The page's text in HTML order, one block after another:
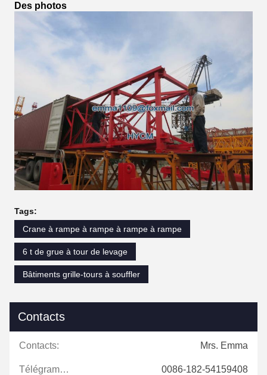
Des photos
Tags:
Crane à rampe à rampe à rampe à rampe
6 t de grue à tour de levage
Bâtiments grille-tours à souffler
Contacts
Contacts: Mrs. Emma
Télégramme: 0086-182-54159408